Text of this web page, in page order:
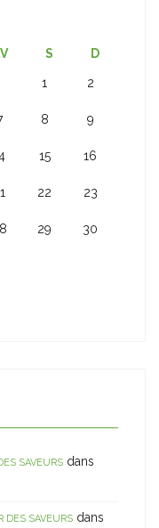
V S D
1 2
8 9
15 16
22 23
29 30
SAVEURS dans
DES SAVEURS dans